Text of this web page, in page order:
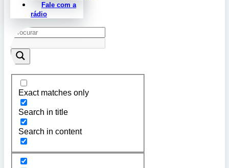
Fale com a
rádio
Exact matches only
Search in title
Search in content